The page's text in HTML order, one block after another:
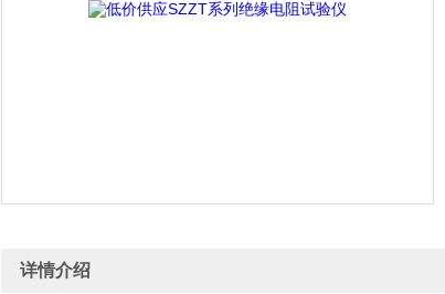
详情介绍